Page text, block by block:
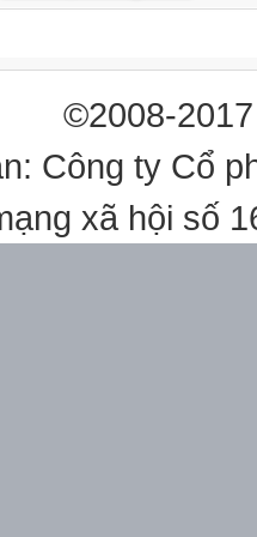
………/……." 1
……." 1
©2008-
Công ty Cổ
xã hội số